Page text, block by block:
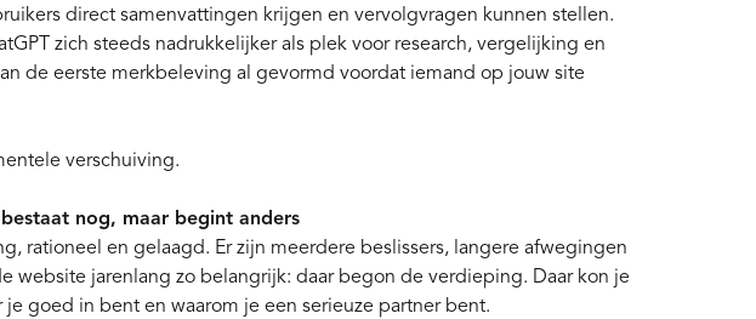
direct samenvattingen krijgen en vervolgvragen kunnen stellen.
zich steeds nadrukkelijker als plek voor research, vergelijking en
de eerste merkbeleving al gevormd voordat iemand op jouw site
verschuiving.
nog, maar begint anders
rationeel en gelaagd. Er zijn meerdere beslissers, langere afwegingen
website jarenlang zo belangrijk: daar begon de verdieping. Daar kon je
goed in bent en waarom je een serieuze partner bent.